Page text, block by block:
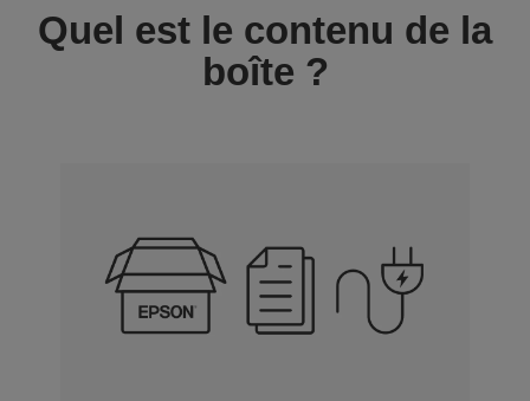
Quel est le contenu de la
boîte ?